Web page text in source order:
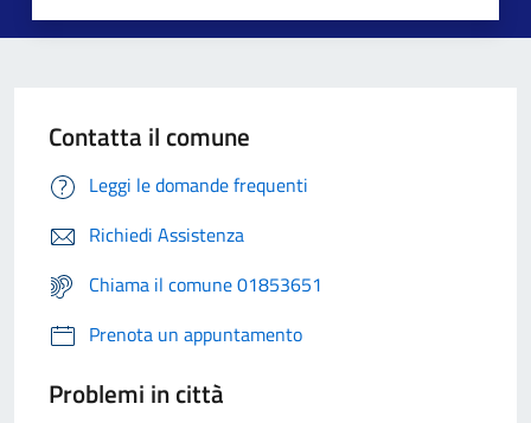
Contatta il comune
Leggi le domande frequenti
Richiedi Assistenza
Chiama il comune 01853651
Prenota un appuntamento
Problemi in città